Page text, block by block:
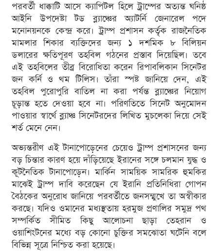
পরবর্তী ধাক্কাটি আসে ক্যাপিটল হিলে ট্রাম্পের অত্যন্ত ঘনিষ্ঠ
আইনি উপদেষ্টা টড ব্ল্যাঞ্চের অ্যাটর্নি জেনারেল পদে
মনোনয়নকে কেন্দ্র করে। ট্রাম্প প্রশাসন কর্তৃক রাজনৈতিক
মামলার শিকার ব্যক্তিদের জন্য ১ দশমিক ৮ বিলিয়ন
ডলারের ক্ষতিপূরণ তহবিল গঠনের প্রস্তাব দিয়েছিল। তবে
এই তহবিলের তীব্র বিরোধিতা করেন রিপাবলিকান সিনেটর
জন কর্নি ও থম টিলিস। তাঁরা স্পষ্ট জানিয়ে দেন, এই
তহবিল পুরোপুরি বাতিল না করা পর্যন্ত ব্ল্যাঞ্চের নিয়োগ
চূড়ান্ত হতে দেওয়া হবে না। পরিণতিতে সিনেট অনুমোদন
পাওয়ার স্বার্থে ব্ল্যাঞ্চ সিনেটরদের লিখিত মুচলেকা দিয়ে সেই
শর্ত মেনে নেন।
অভ্যন্তরীণ এই টানাপোড়েনের চেয়েও ট্রাম্প প্রশাসনের জন্য
বড় চিন্তার কারণ হয়ে দাঁড়িয়েছে ইরানের সঙ্গে চলমান যুদ্ধ ও
কূটনৈতিক টানাপোড়েন। মার্কিন সাময়িক সামরিক হুমকির
মাঝেই ট্রাম্প দাবি করেছেন যে ইরানি প্রতিনিধিরা গোপন
বৈঠকের অনুরোধ জানিয়ে পরবর্তীতে জনসম্মুখে তা অস্বীকার
করছে। যদিও ওমানের মধ্যস্থতায় হরমুজ প্রণালির সমুদ্র পথ
সম্পর্কিত সীমিত কিছু আলোচনা ছাড়া তেহরান ও
ওয়াশিংটনের মধ্যে বড় কোনো চুক্তির সমঝোতা ঘটেনি বলে
বিভিন্ন সূত্রে নিশ্চিত করা হয়েছে।